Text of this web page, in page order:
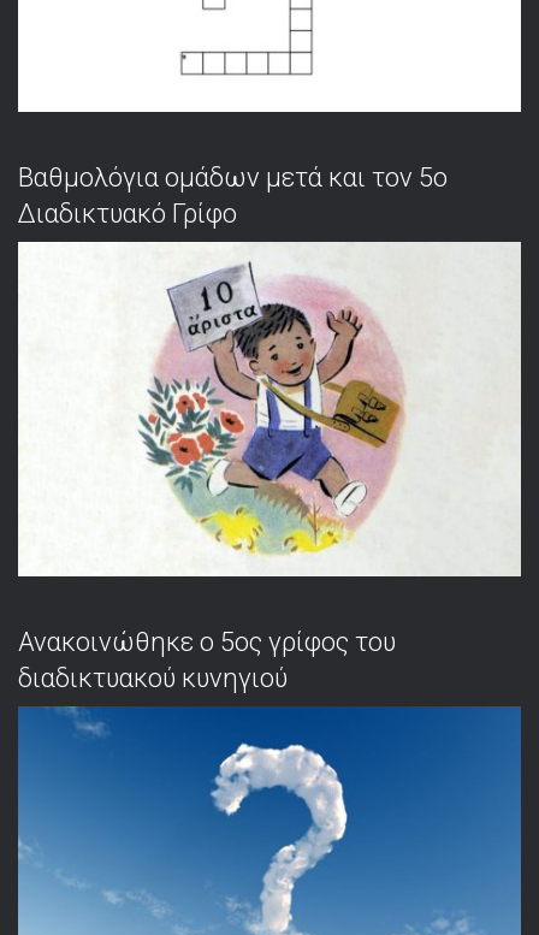
Βαθμολόγια ομάδων μετά και τον 5ο
Διαδικτυακό Γρίφο
Ανακοινώθηκε ο 5ος γρίφος του
διαδικτυακού κυνηγιού